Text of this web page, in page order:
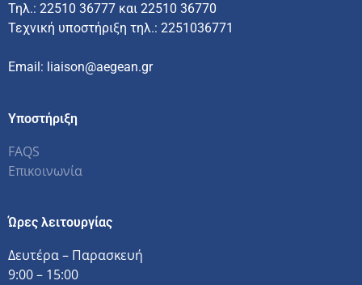
Τηλ.: 22510 36777 και 22510 36770
Τεχνική υποστήριξη τηλ.: 2251036771
Email: liaison@aegean.gr
Υποστήριξη
FAQS
Επικοινωνία
Ώρες λειτουργίας
Δευτέρα – Παρασκευή
9:00 – 15:00